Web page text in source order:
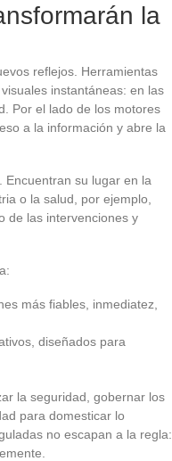
la
reflejos. Herramientas
instantáneas: en las
Por el lado de los motores
a la información y abre la
Encuentran su lugar en la
o la salud, por ejemplo,
de las intervenciones y
más fiables, inmediatez,
diseñados para
la seguridad, gobernar los
para domesticar lo
no escapan a la regla: